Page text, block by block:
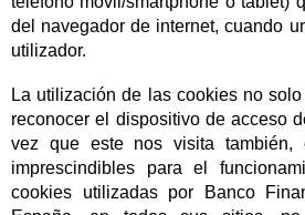
del navegador de internet, cuando
utilizador.
La utilización de las cookies no
reconocer el dispositivo de acceso
vez que este nos visita también,
imprescindibles para el
cookies utilizadas por Banco